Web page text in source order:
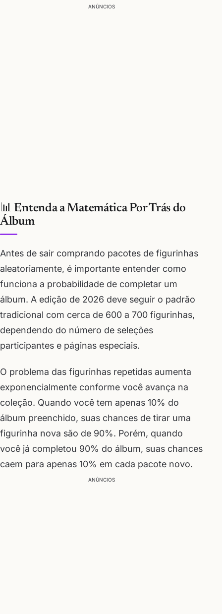
ANÚNCIOS
📊 Entenda a Matemática Por Trás do
Álbum
Antes de sair comprando pacotes de figurinhas
aleatoriamente, é importante entender como
funciona a probabilidade de completar um
álbum. A edição de 2026 deve seguir o padrão
tradicional com cerca de 600 a 700 figurinhas,
dependendo do número de seleções
participantes e páginas especiais.
O problema das figurinhas repetidas aumenta
exponencialmente conforme você avança na
coleção. Quando você tem apenas 10% do
álbum preenchido, suas chances de tirar uma
figurinha nova são de 90%. Porém, quando
você já completou 90% do álbum, suas chances
caem para apenas 10% em cada pacote novo.
ANÚNCIOS